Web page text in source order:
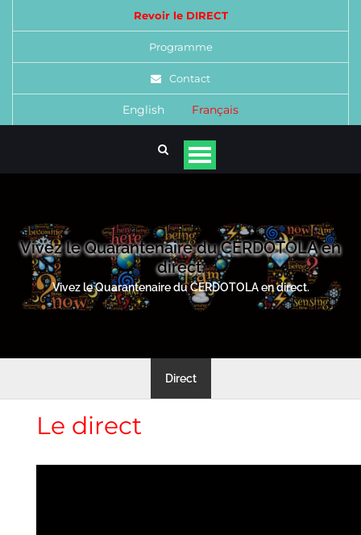
Revoir le DIRECT
Programme
Contact
English Français
Vivez le Quarantenaire du CERDOTOLA en
direct.
Vivez le Quarantenaire du CERDOTOLA en direct.
Direct
Le direct